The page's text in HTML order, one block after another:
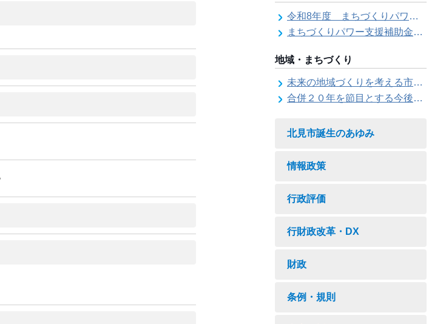
令和8年度 まちづくりパワー支援補助金の募集【受付は終了しました。】
まちづくりパワー支援補助金の交付結果
地域・まちづくり
未来の地域づくりを考える市民会議
合併２０年を節目とする今後の地域づくりに関する市長懇話会
北見市誕生のあゆみ
情報政策
行政評価
行財政改革・DX
財政
条例・規則